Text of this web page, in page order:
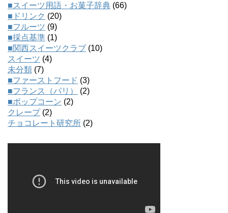
■スイーツ用語・お菓子辞典 (66)
■ドリンク (20)
■フルーツ (9)
■採点基準 (1)
■関西スイーツクラブ (10)
スイーツ (4)
未分類 (7)
■ファーストフード (3)
■フランス（パリ）
(2)
■ポップコーン (2)
クレープ(2)
チョコレート研究所 (2)